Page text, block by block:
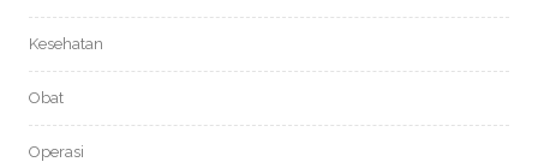
Kesehatan
Obat
Operasi